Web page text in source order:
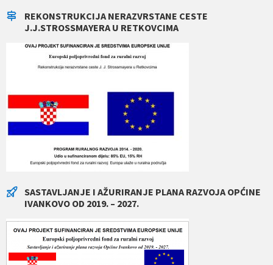
REKONSTRUKCIJA NERAZVRSTANE CESTE
J.J.STROSSMAYERA U RETKOVCIMA
SASTAVLJANJE I AŽURIRANJE PLANA RAZVOJA OPĆINE
IVANKOVO OD 2019. – 2027.